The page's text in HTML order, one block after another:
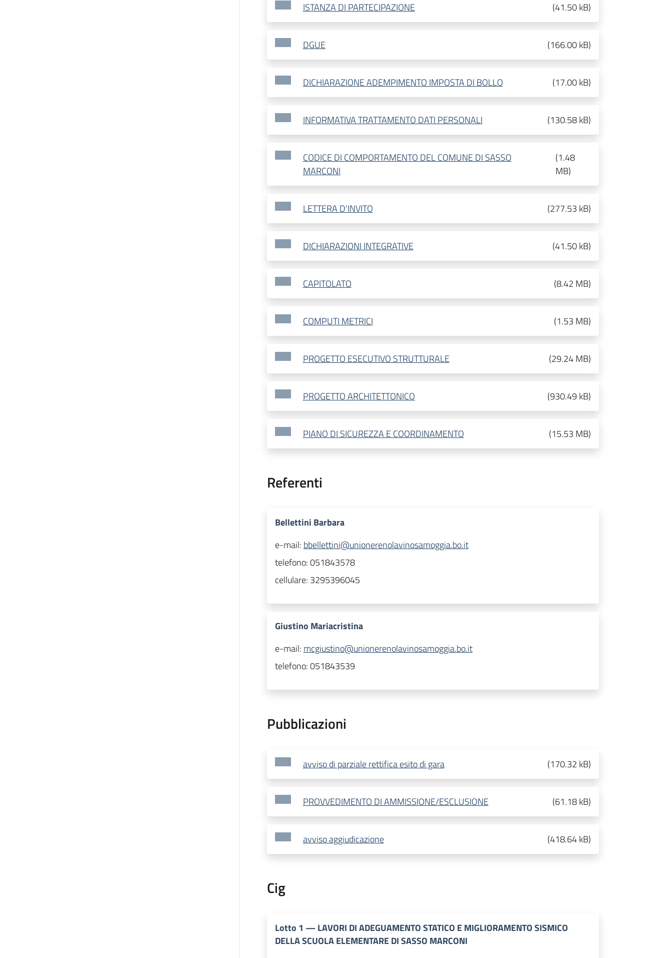
ISTANZA DI PARTECIPAZIONE (41.50 kB)
DGUE (166.00 kB)
DICHIARAZIONE ADEMPIMENTO IMPOSTA DI BOLLO (17.00 kB)
INFORMATIVA TRATTAMENTO DATI PERSONALI (130.58 kB)
CODICE DI COMPORTAMENTO DEL COMUNE DI SASSO
MARCONI
(1.48
MB)
LETTERA D'INVITO (277.53 kB)
DICHIARAZIONI INTEGRATIVE (41.50 kB)
CAPITOLATO (8.42 MB)
COMPUTI METRICI (1.53 MB)
PROGETTO ESECUTIVO STRUTTURALE (29.24 MB)
PROGETTO ARCHITETTONICO (930.49 kB)
PIANO DI SICUREZZA E COORDINAMENTO (15.53 MB)
Referenti
Bellettini Barbara
e-mail: bbellettini@unionerenolavinosamoggia.bo.it
telefono:051843578
cellulare: 3295396045
Giustino Mariacristina
e-mail: mcgiustino@unionerenolavinosamoggia.bo.it
telefono:051843539
Pubblicazioni
avviso di parziale rettifica esito di gara (170.32 kB)
PROVVEDIMENTO DI AMMISSIONE/ESCLUSIONE (61.18 kB)
avviso aggiudicazione (418.64 kB)
Cig
Lotto 1 — LAVORI DI ADEGUAMENTO STATICO E MIGLIORAMENTO SISMICO
DELLA SCUOLA ELEMENTARE DI SASSO MARCONI